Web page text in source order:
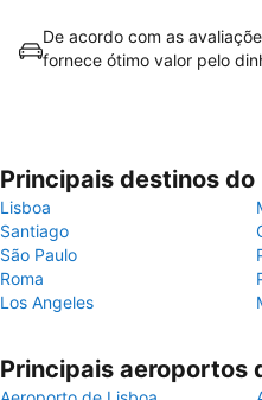
De acordo com as
fornece ótimo valor pelo
Principais destinos do
Lisboa
Santiago
São Paulo
Roma
Los Angeles
Principais aeroportos